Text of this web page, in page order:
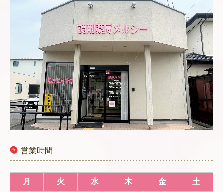
営業時間
月 火 水 木 金 土